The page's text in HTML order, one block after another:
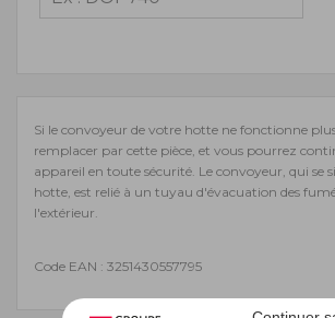
Si le convoyeur de votre hotte ne fonctionne
remplacer par cette pièce, et vous pourrez
appareil en toute sécurité. Le convoyeur, qui se
hotte, est relié à un tuyau d'évacuation des
l'extérieur.
Code EAN : 3251430557795